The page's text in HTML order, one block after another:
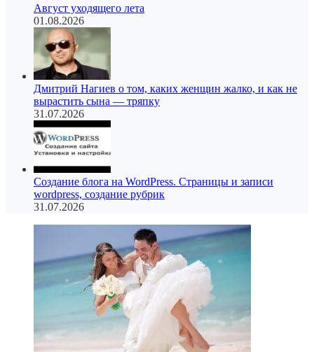
Август уходящего лета
01.08.2026
Дмитрий Нагиев о том, каких женщин жалко, и как не
вырастить сына — тряпку
31.07.2026
Создание блога на WordPress. Страницы и записи
wordpress, создание рубрик
31.07.2026